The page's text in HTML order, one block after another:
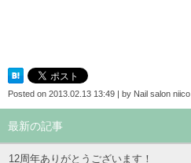
Posted on 2013.02.13 13:49 by Nail salon niico
最新の記事
12周年ありがとうございます！